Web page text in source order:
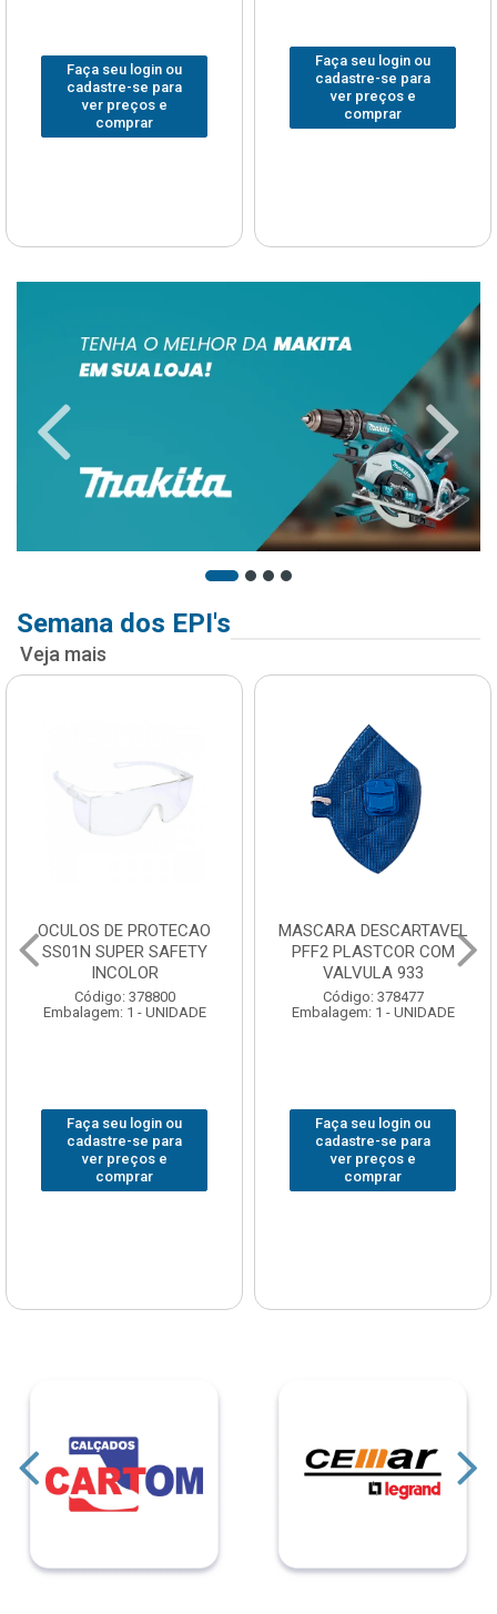
Faça seu login ou
cadastre-se para
ver preços e
comprar
Faça seu login ou
cadastre-se para
ver preços e
comprar
Semana dos EPI's
Veja mais
OCULOS DE PROTECAO
SS01N SUPER SAFETY
INCOLOR
Código: 378800
Embalagem: 1 - UNIDADE
Faça seu login ou
cadastre-se para
ver preços e
comprar
MASCARA DESCARTAVEL
PFF2 PLASTCOR COM
VALVULA 933
Código: 378477
Embalagem: 1 - UNIDADE
Faça seu login ou
cadastre-se para
ver preços e
comprar